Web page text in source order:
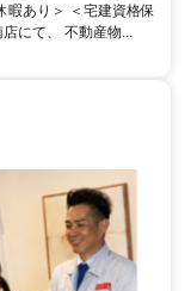
暇あり＞ ＜宅建資格保
にて、 不動産物...